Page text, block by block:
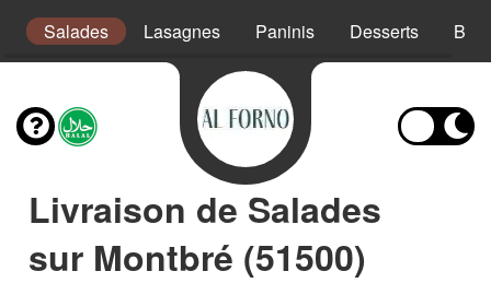
Salades Lasagnes Paninis Desserts
Livraison de Salades
sur Montbré (51500)